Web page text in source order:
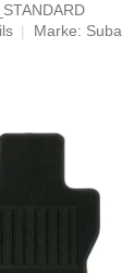
Marke: